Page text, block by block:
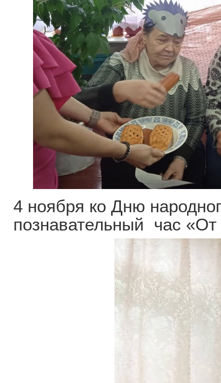
4 ноября ко Дню
познавательный час «От